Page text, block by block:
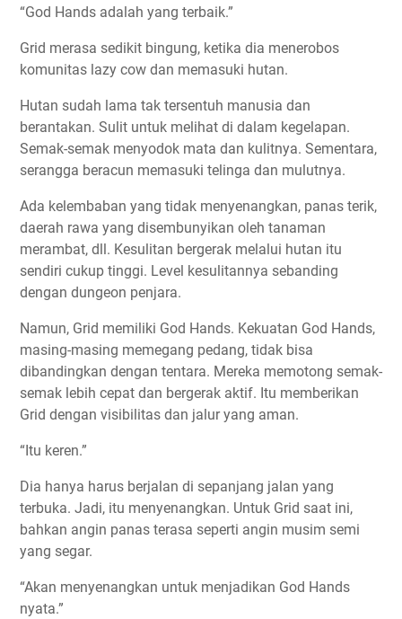
“God Hands adalah yang terbaik.”
Grid merasa sedikit bingung, ketika dia menerobos
komunitas lazy cow dan memasuki hutan.
Hutan sudah lama tak tersentuh manusia dan
berantakan. Sulit untuk melihat di dalam kegelapan.
Semak-semak menyodok mata dan kulitnya. Sementara,
serangga beracun memasuki telinga dan mulutnya.
Ada kelembaban yang tidak menyenangkan, panas terik,
daerah rawa yang disembunyikan oleh tanaman
merambat, dll. Kesulitan bergerak melalui hutan itu
sendiri cukup tinggi. Level kesulitannya sebanding
dengan dungeon penjara.
Namun, Grid memiliki God Hands. Kekuatan God Hands,
masing-masing memegang pedang, tidak bisa
dibandingkan dengan tentara. Mereka memotong semak-
semak lebih cepat dan bergerak aktif. Itu memberikan
Grid dengan visibilitas dan jalur yang aman.
“Itu keren.”
Dia hanya harus berjalan di sepanjang jalan yang
terbuka. Jadi, itu menyenangkan. Untuk Grid saat ini,
bahkan angin panas terasa seperti angin musim semi
yang segar.
“Akan menyenangkan untuk menjadikan God Hands
nyata.”